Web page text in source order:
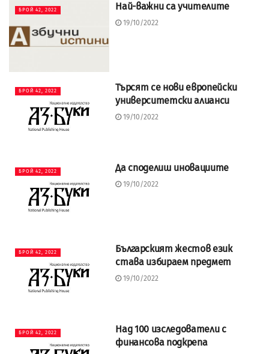
БРОЙ 42, 2022 Най-важни са учителите
19/10/2022
БРОЙ 42, 2022
Търсят се нови европейски
университетски алианси
19/10/2022
БРОЙ 42, 2022 Да споделиш иновациите
19/10/2022
БРОЙ 42, 2022
Българският жестов език
става избираем предмет
19/10/2022
БРОЙ 42, 2022
Над 100 изследователи с
финансова подкрепа